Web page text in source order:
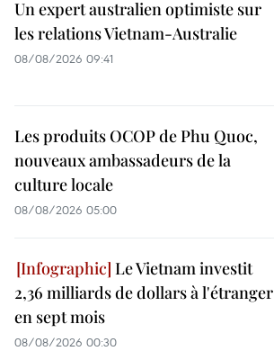
Un expert australien optimiste sur
les relations Vietnam-Australie
08/08/2026 09:41
Les produits OCOP de Phu Quoc,
nouveaux ambassadeurs de la
culture locale
08/08/2026 05:00
Le Vietnam investit
2,36 milliards de dollars à l'étranger
en sept mois
08/08/2026 00:30